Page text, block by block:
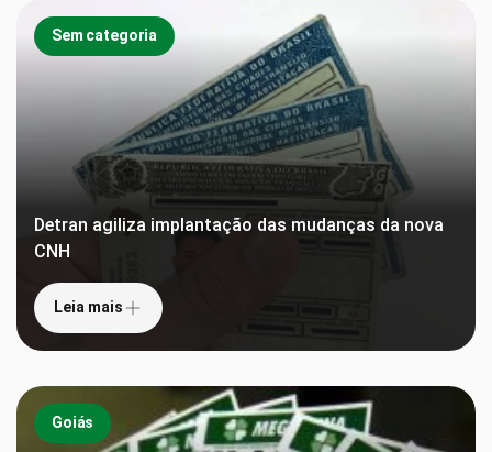
Sem categoria
Detran agiliza implantação das mudanças da nova
CNH
Leia mais
Goiás